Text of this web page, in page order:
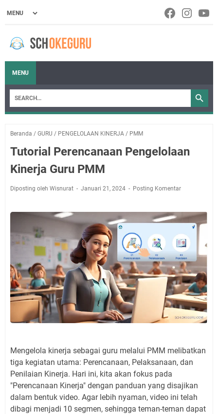
MENU
Beranda / GURU / PENGELOLAAN KINERJA / PMM
Tutorial Perencanaan Pengelolaan
Kinerja Guru PMM
Diposting oleh Wisnurat Januari 21, 2024 Posting Komentar
Mengelola kinerja sebagai guru melalui PMM melibatkan
tiga kegiatan utama: Perencanaan, Pelaksanaan, dan
Penilaian Kinerja. Hari ini, kita akan fokus pada
"Perencanaan Kinerja" dengan panduan yang disajikan
dalam bentuk video. Agar lebih nyaman, video ini telah
dibagi menjadi 10 segmen, sehingga teman-teman dapat